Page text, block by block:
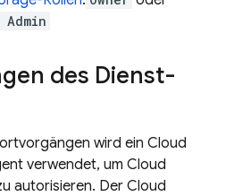
des Dienst-
wird ein Cloud
verwendet, um Cloud
autorisieren. Der Cloud